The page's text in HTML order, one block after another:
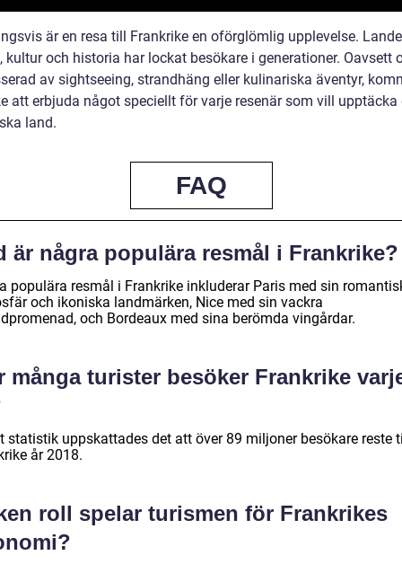
är en resa till Frankrike en oförglömlig upplevelse.
kultur och historia har lockat besökare i generationer. Oavsett
av sightseeing, strandhäng eller kulinariska äventyr,
att erbjuda något speciellt för varje resenär som vill upptäcka
land.
FAQ
är några populära resmål i Frankrike?
populära resmål i Frankrike inkluderar Paris med sin
och ikoniska landmärken, Nice med sin vackra
och Bordeaux med sina berömda vingårdar.
många turister besöker Frankrike
statistik uppskattades det att över 89 miljoner besökare reste
år 2018.
roll spelar turismen för Frankrikes